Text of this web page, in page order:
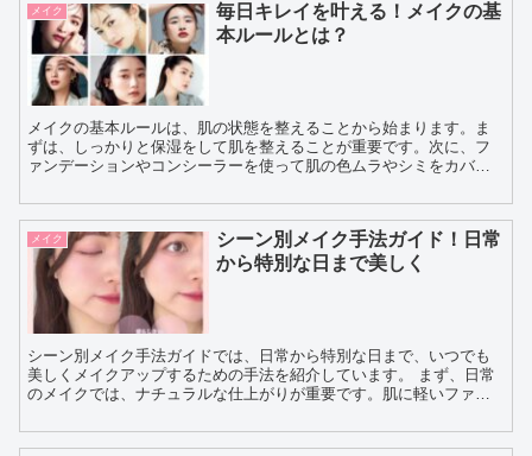
メイク
毎日キレイを叶える！メイクの基
本ルールとは？
メイクの基本ルールは、肌の状態を整えることから始まります。ま
ずは、しっかりと保湿をして肌を整えることが重要です。次に、フ
ァンデーションやコンシーラーを使って肌の色ムラやシミをカバー
ご...
メイク
シーン別メイク手法ガイド！日常
から特別な日まで美しく
シーン別メイク手法ガイドでは、日常から特別な日まで、いつでも
美しくメイクアップするための手法を紹介しています。 まず、日常
のメイクでは、ナチュラルな仕上がりが重要です。肌に軽いファン